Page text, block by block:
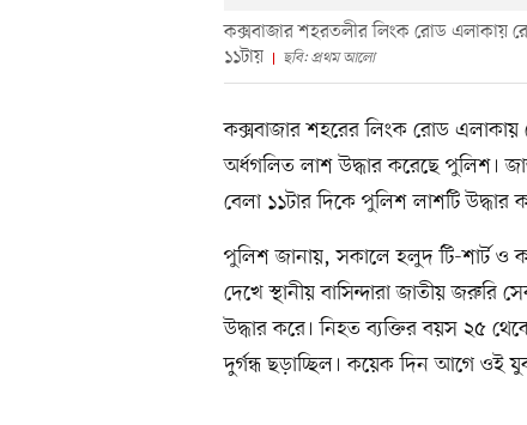
কক্সবাজার শহরতলীর লিংক রোড এলাকায়
১১টায়
ছবি: প্রথম আলো
কক্সবাজার শহরের লিংক রোড
অর্ধগলিত লাশ উদ্ধার করেছে পুলিশ।
বেলা ১১টার দিকে পুলিশ লাশটি উদ্ধার
পুলিশ জানায়, সকালে হলুদ টি-শার্ট ও
দেখে স্থানীয় বাসিন্দারা জাতীয়
উদ্ধার করে। নিহত ব্যক্তির বয়স ২৫
দুর্গন্ধ ছড়াচ্ছিল। কয়েক দিন আগে ওই